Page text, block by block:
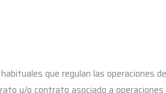
que regulan las operaciones
y/o contrato asociado a